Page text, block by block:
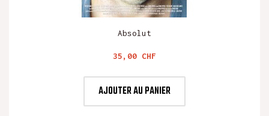
Absolut
Prix
35,00 CHF
AJOUTER AU PANIER